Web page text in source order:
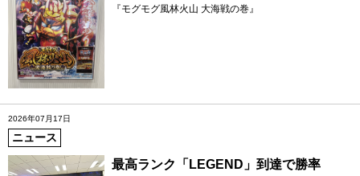
『モグモグ風林火山 大海戦の巻』
2026年07月17日
ニュース
最高ランク「LEGEND」到達で勝率